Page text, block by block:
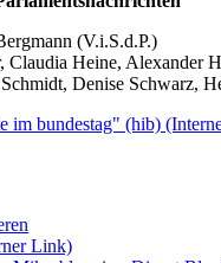
(V.i.S.d.P.)
Claudia Heine, Alexander
Denise Schwarz,
im bundestag" (hib)
Link)